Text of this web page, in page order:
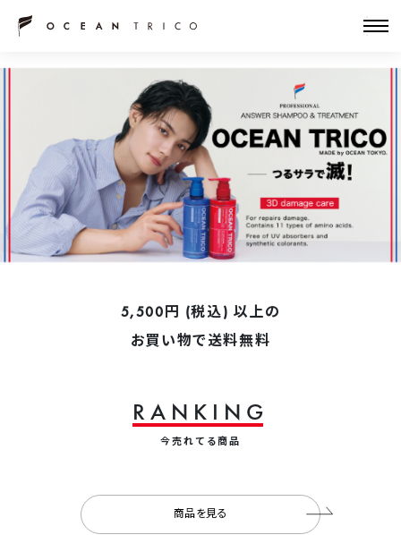
5,500円 (税込) 以上の
お買い物で送料無料
R A N K N G
今売れてる商品
商品を見る